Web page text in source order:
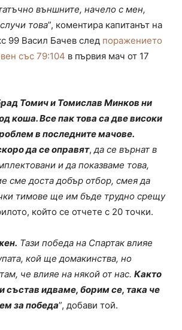
външните, начело с мен,
това”, коментира капитанът на
99 Васил Бачев след поражението
със 79:104 в първия мач от 17
Томич и Томислав Минков ни
коша. Все пак това са две високи
в последните мачове.
да се оправят,да се върнат в
и да показваме това,
сме доста добър отбор, смея да
тимове ще им бъде трудно срещу
който се отчете с 20 точки.
Тази победа на Спартак влияе
кой ще домакинства, но
че влияе на някой от нас. Както
състав идваме, борим се, така че
за победа”, добави той.